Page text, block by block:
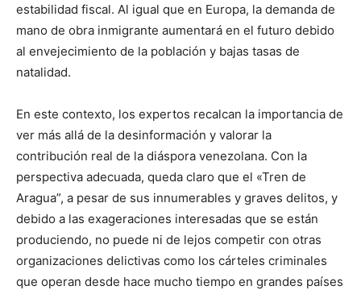
estabilidad fiscal. Al igual que en Europa, la demanda de
mano de obra inmigrante aumentará en el futuro debido
al envejecimiento de la población y bajas tasas de
natalidad.
En este contexto, los expertos recalcan la importancia de
ver más allá de la desinformación y valorar la
contribución real de la diáspora venezolana. Con la
perspectiva adecuada, queda claro que el «Tren de
Aragua”, a pesar de sus innumerables y graves delitos, y
debido a las exageraciones interesadas que se están
produciendo, no puede ni de lejos competir con otras
organizaciones delictivas como los cárteles criminales
que operan desde hace mucho tiempo en grandes países